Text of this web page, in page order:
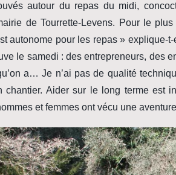
autour du repas du midi,
de Tourrette-Levens. Pour le
autonome pour les repas »
le samedi : des entrepreneurs, des
a… Je n’ai pas de qualité
chantier. Aider sur le long terme est
et femmes ont vécu une